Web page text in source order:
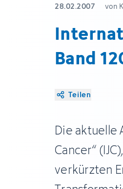
28.02.2007 von
Band
Teilen
Die aktuelle
Cancer“
verkürzten